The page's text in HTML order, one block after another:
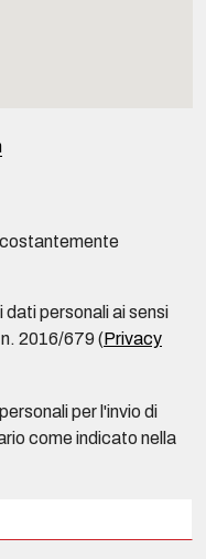
personali ai sensi
2016/679 (Privacy
per l'invio di
come indicato nella